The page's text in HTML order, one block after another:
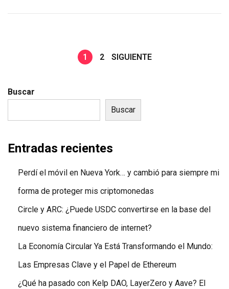
2
4
1 2 SIGUIENTE
Buscar
Buscar
Entradas recientes
Perdí el móvil en Nueva York… y cambió para siempre mi
forma de proteger mis criptomonedas
Circle y ARC: ¿Puede USDC convertirse en la base del
nuevo sistema financiero de internet?
La Economía Circular Ya Está Transformando el Mundo:
Las Empresas Clave y el Papel de Ethereum
¿Qué ha pasado con Kelp DAO, LayerZero y Aave? El